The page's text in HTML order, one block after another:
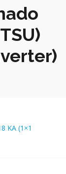
KA (1×1